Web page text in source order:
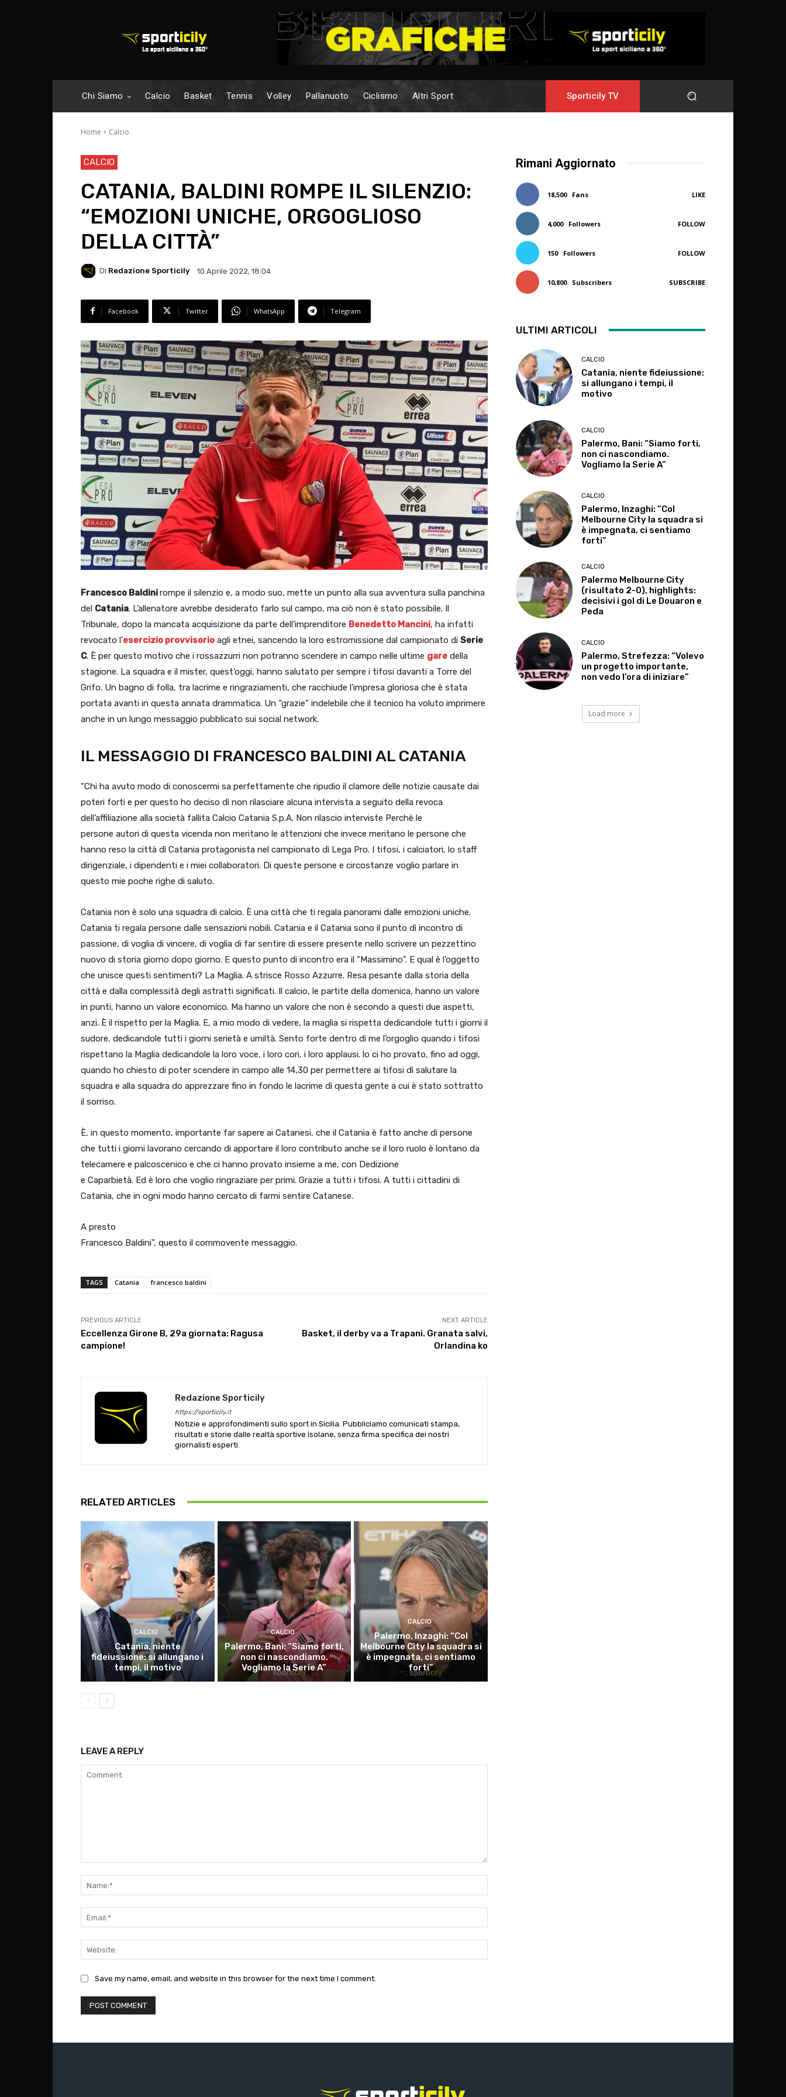
Chi Siamo Calcio Basket Tennis Volley Pallanuoto Ciclismo Altri Sport Sporticily TV
Home Calcio
CALCIO
CATANIA, BALDINI ROMPE IL SILENZIO:
“EMOZIONI UNICHE, ORGOGLIOSO
DELLA CITTÀ”
Di Redazione Sporticily 10 Aprile 2022, 18:04
Facebook Twitter WhatsApp Telegram
Francesco Baldinirompe il silenzio e, a modo suo, mette un punto alla sua avventura sulla panchina
del Catania. L’allenatore avrebbe desiderato farlo sul campo, ma ciò non è stato possibile. Il
Tribunale, dopo la mancata acquisizione da parte dell’imprenditore Benedetto Mancini, ha infatti
revocato l’esercizio provvisorio agli etnei, sancendo la loro estromissione dal campionato di Serie
C. È per questo motivo che i rossazzurri non potranno scendere in campo nelle ultime gare della
stagione. La squadra e il mister, quest’oggi, hanno salutato per sempre i tifosi davanti a Torre del
Grifo. Un bagno di folla, tra lacrime e ringraziamenti, che racchiude l’impresa gloriosa che è stata
portata avanti in questa annata drammatica. Un “grazie” indelebile che il tecnico ha voluto imprimere
anche in un lungo messaggio pubblicato sui social network.
IL MESSAGGIO DI FRANCESCO BALDINI AL CATANIA
“Chi ha avuto modo di conoscermi sa perfettamente che ripudio il clamore delle notizie causate dai
poteri forti e per questo ho deciso dì non rilasciare alcuna intervista a seguito della revoca
dell’affiliazione alla società fallita Calcio Catania S.p.A. Non rilascio interviste Perchè le
persone autori di questa vicenda non meritano le attenzioni che invece meritano le persone che
hanno reso la città dì Catania protagonista nel campionato dì Lega Pro. I tifosi, i calciatori, lo staff
dirigenziale, i dipendenti e i miei collaboratori. Di queste persone e circostanze voglio parlare in
questo mie poche righe di saluto.
Catania non è solo una squadra di calcio. È una città che ti regala panorami dalle emozioni uniche.
Catania ti regala persone dalle sensazioni nobili. Catania e il Catania sono il punto dì incontro di
passione, di voglia di vincere, di voglia di far sentire di essere presente nello scrivere un pezzettino
nuovo di storia giorno dopo giorno. E questo punto di incontro era il “Massimino”. E qual è l’oggetto
che unisce questi sentimenti? La Maglia. A strisce Rosso Azzurre. Resa pesante dalla storia della
città e dalla complessità degli astratti significati. Il calcio, le partite della domenica, hanno un valore
in punti, hanno un valore economico. Ma hanno un valore che non è secondo a questi due aspetti,
anzi. È il rispetto per la Maglia. E, a mio modo di vedere, la maglia si rispetta dedicandole tutti i giorni il
sudore, dedicandole tutti i giorni serietà e umiltà. Sento forte dentro di me l’orgoglio quando i tifosi
rispettano la Maglia dedicandole la loro voce, i loro cori, i loro applausi. lo ci ho provato, fino ad oggi,
quando ho chiesto di poter scendere in campo alle 14,30 per permettere ai tifosi dì salutare la
squadra e alla squadra do apprezzare fino in fondo le lacrime dì questa gente a cui è stato sottratto
il sorriso.
È, in questo momento, importante far sapere ai Catanesi, che il Catania è fatto anche di persone
che tutti i giorni lavorano cercando di apportare il loro contributo anche se il loro ruolo è lontano da
telecamere e palcoscenico e che ci hanno provato insieme a me, con Dedizione
e Caparbietà. Ed è loro che voglio ringraziare per primi. Grazie a tutti i tifosi. A tutti i cittadini di
Catania, che in ogni modo hanno cercato di farmi sentire Catanese.
A presto
Francesco Baldini”, questo il commovente messaggio.
TAGS Catania francesco baldini
PREVIOUS ARTICLE
Eccellenza Girone B, 29a giornata: Ragusa
campione!
NEXT ARTICLE
Basket, il derby va a Trapani. Granata salvi,
Orlandina ko
Redazione Sporticily
https://sporticily.it
Notizie e approfondimenti sullo sport in Sicilia. Pubbliciamo comunicati stampa,
risultati e storie dalle realtà sportive isolane, senza firma specifica dei nostri
giornalisti esperti.
RELATED ARTICLES
CALCIO
Catania, niente
fideiussione: si allungano i
tempi, il motivo
CALCIO
Palermo, Bani: “Siamo forti,
non ci nascondiamo.
Vogliamo la Serie A”
CALCIO
Palermo, Inzaghi: “Col
Melbourne City la squadra si
è impegnata, ci sentiamo
forti”
LEAVE A REPLY
Save my name, email, and website in this browser for the next time I comment.
Rimani Aggiornato
18,500 Fans LIKE
4,000 Followers FOLLOW
150 Followers FOLLOW
10,800 Subscribers SUBSCRIBE
ULTIMI ARTICOLI
CALCIO
Catania, niente fideiussione:
si allungano i tempi, il
motivo
CALCIO
Palermo, Bani: “Siamo forti,
non ci nascondiamo.
Vogliamo la Serie A”
CALCIO
Palermo, Inzaghi: “Col
Melbourne City la squadra si
è impegnata, ci sentiamo
forti”
CALCIO
Palermo Melbourne City
(risultato 2-0), highlights:
decisivi i gol di Le Douaron e
Peda
CALCIO
Palermo, Strefezza: “Volevo
un progetto importante,
non vedo l’ora di iniziare”
Load more